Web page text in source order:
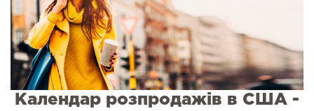
Календар розпродажів в США -